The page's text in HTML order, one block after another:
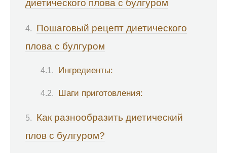
диетического плова с булгуром
Пошаговый рецепт диетического
плова с булгуром
Ингредиенты:
Шаги приготовления:
Как разнообразить диетический
плов с булгуром?